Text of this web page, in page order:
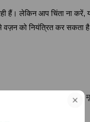
हैं। लेकिन आप चिंता ना करें,
वज़न को नियंत्रित कर सकता
और चिंता को कम करता है।